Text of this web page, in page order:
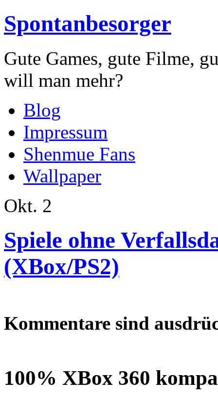
Spontanbesorger
Gute Games, gute Filme,
will man mehr?
Blog
Impressum
Shenmue Fans
Wallpaper
Okt. 2
Spiele ohne
(XBox/PS2)
Kommentare sind
100% XBox 360